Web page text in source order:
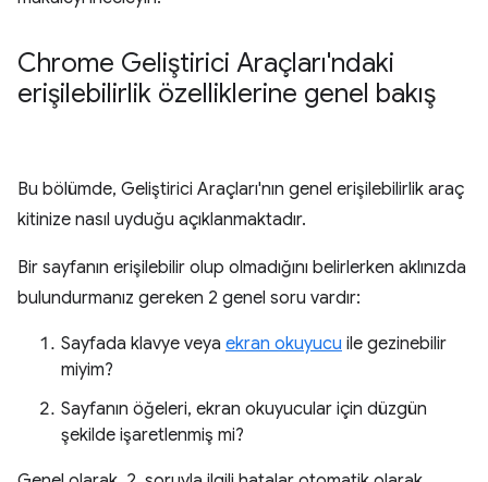
Chrome Geliştirici Araçları'ndaki
erişilebilirlik özelliklerine genel bakış
Bu bölümde, Geliştirici Araçları'nın genel erişilebilirlik araç
kitinize nasıl uyduğu açıklanmaktadır.
Bir sayfanın erişilebilir olup olmadığını belirlerken aklınızda
bulundurmanız gereken 2 genel soru vardır:
Sayfada klavye veya ekran okuyucu ile gezinebilir
miyim?
Sayfanın öğeleri, ekran okuyucular için düzgün
şekilde işaretlenmiş mi?